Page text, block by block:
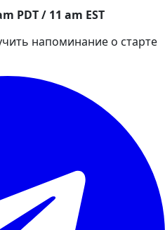
PDT / 11 am EST
напоминание о старте